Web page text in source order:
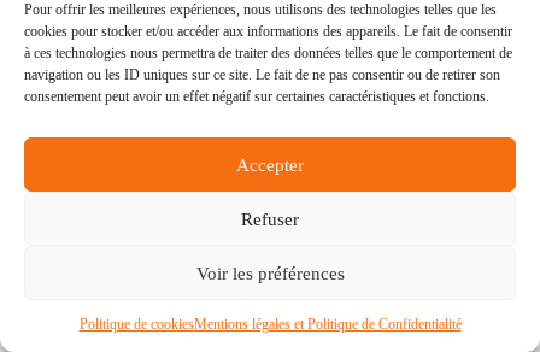
Pour offrir les meilleures expériences, nous utilisons des technologies telles que les
cookies pour stocker et/ou accéder aux informations des appareils. Le fait de consentir
à ces technologies nous permettra de traiter des données telles que le comportement de
navigation ou les ID uniques sur ce site. Le fait de ne pas consentir ou de retirer son
consentement peut avoir un effet négatif sur certaines caractéristiques et fonctions.
Accepter
Refuser
Voir les préférences
Politique de cookiesMentions légales et Politique de Confidentialité
moi ?
Contacte-moi pour une séance découverte
discuter du programme de coaching
individuel ou en groupe.